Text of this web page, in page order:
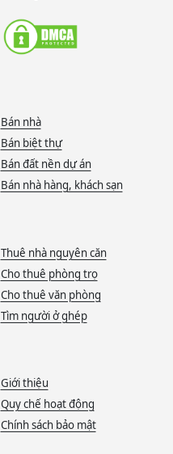
Bán nhà
Bán biệt thự
Bán đất nền dự án
Bán nhà hàng, khách sạn
Thuê nhà nguyên căn
Cho thuê phòng trọ
Cho thuê văn phòng
Tìm người ở ghép
Giới thiệu
Quy chế hoạt động
Chính sách bảo mật